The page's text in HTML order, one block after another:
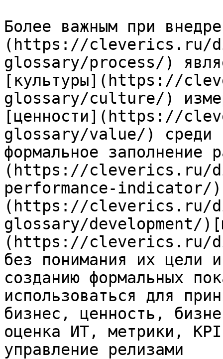
Более важным при
(https://cleverics.ru/
glossary/process/)
[культуры](https://
glossary/culture/)
[ценности](https://
glossary/value/) среди
формальное заполнение
(https://cleverics.ru/
performance-indicator/
(https://cleverics.ru/
glossary/development/
(https://cleverics.ru/
без понимания их цели
созданию формальных
использоваться для
бизнес, ценность,
оценка ИТ, метрики,
управление релизами